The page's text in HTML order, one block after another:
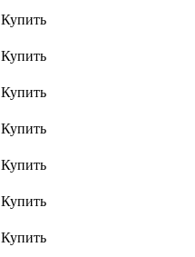
Купить
Купить
Купить
Купить
Купить
Купить
Купить